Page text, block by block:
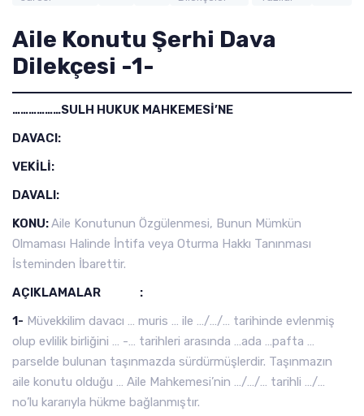
Aile Konutu Şerhi Dava
Dilekçesi -1-
………………SULH HUKUK MAHKEMESİ’NE
DAVACI:
VEKİLİ:
DAVALI:
KONU:Aile Konutunun Özgülenmesi, Bunun Mümkün
Olmaması Halinde İntifa veya Oturma Hakkı Tanınması
İsteminden İbarettir.
AÇIKLAMALAR :
1- Müvekkilim davacı … muris … ile …/…/… tarihinde evlenmiş
olup evlilik birliğini … -… tarihleri arasında …ada …pafta …
parselde bulunan taşınmazda sürdürmüşlerdir. Taşınmazın
aile konutu olduğu … Aile Mahkemesi’nin …/…/… tarihli …/…
no’lu kararıyla hükme bağlanmıştır.